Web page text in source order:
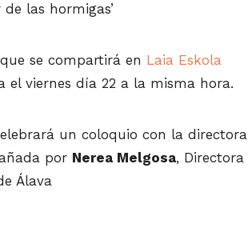
las hormigas’
se compartirá en Laia Eskola
el viernes día 22 a la misma hora.
un coloquio con la directora
por Nerea Melgosa, Directora
Álava